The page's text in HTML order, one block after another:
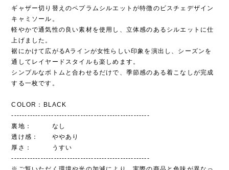
ギャザー切り替えのペプラムシルエットが特徴のビスチェデザイン
キャミソール。
軽やかで通気性の良い素材を使用し、立体感のあるシルエットに仕
上げました。
裾にかけて広がるAラインが女性らしい印象を演出し、シーズンを
通してレイヤードスタイルも楽しめます。
シンプルなボトムと合わせるだけで、季節感のある着こなしが完成
する一枚です。
COLOR：BLACK
----------------------------------------------------
裏地： なし
透け感： ややあり
厚さ： うすい
----------------------------------------------------